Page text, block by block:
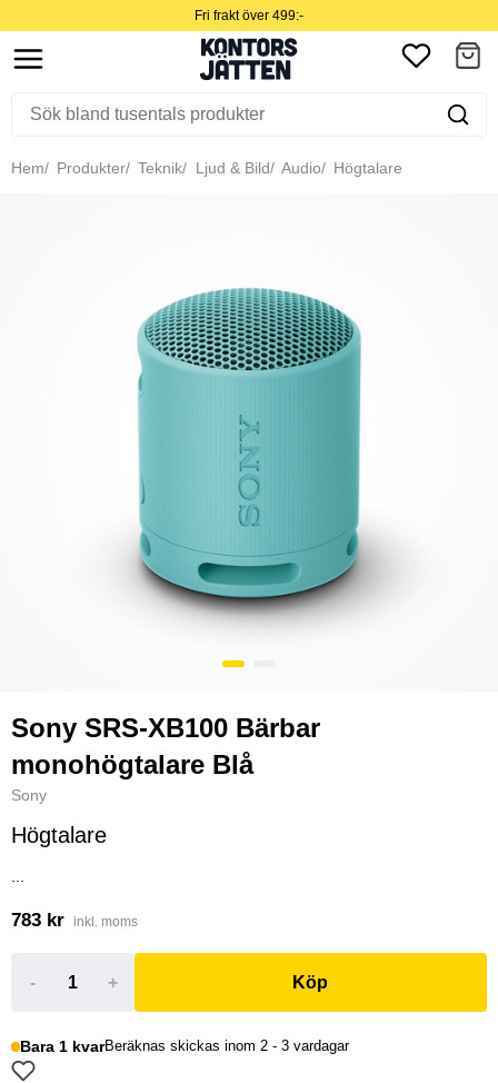
Fri frakt över 499:-
Hem Produkter Teknik Ljud & Bild Audio Högtalare
Sony SRS-XB100 Bärbar
monohögtalare Blå
Sony
Högtalare
783 kr inkl. moms
- + Köp
Bara 1 kvarBeräknas skickas inom 2 - 3 vardagar